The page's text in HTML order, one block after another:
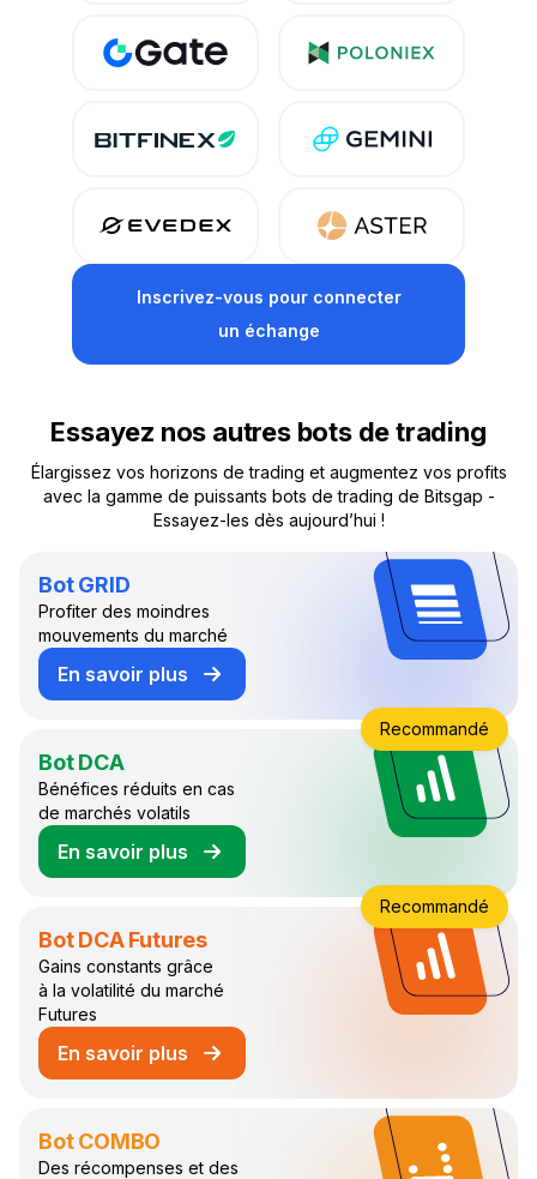
Inscrivez-vous pour connecter
un échange
Essayez nos autres bots de trading
Élargissez vos horizons de trading et augmentez vos profits
avec la gamme de puissants bots de trading de Bitsgap -
Essayez-les dès aujourd’hui !
Bot GRID
Profiter des moindres
mouvements du marché
En savoir plus
sur le bot de trading GRID
Bot DCA
Bénéfices réduits en cas
de marchés volatils
En savoir plus
sur le bot de trading DCA
Recommandé
Bot DCA Futures
Gains constants grâce
à la volatilité du marché
Futures
En savoir plus
sur le bot de trading DCA Futures
Recommandé
Bot COMBO
Des récompenses et des